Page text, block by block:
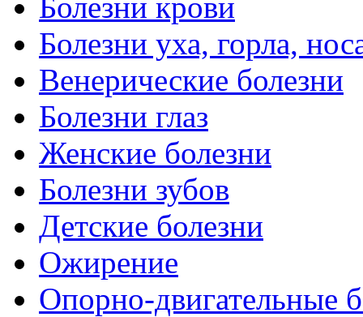
Болезни уха, горла,
Венерические болезни
Болезни глаз
Женские болезни
Болезни зубов
Детские болезни
Ожирение
Опopно-двигательные